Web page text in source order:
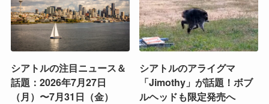
シアトルの注目ニュース＆
話題：2026年7月27日
（月）〜7月31日（金）
シアトルのアライグマ
「Jimothy」が話題！ボブ
ルヘッドも限定発売へ